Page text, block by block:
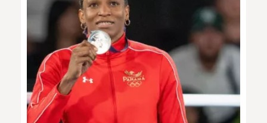
MULTIMEDIA
IMPRESO